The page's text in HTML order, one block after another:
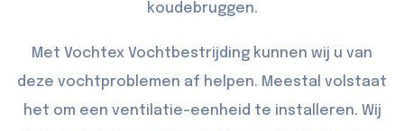
koudebruggen.
Met Vochtex Vochtbestrijding kunnen wij u van
deze vochtproblemen af helpen. Meestal volstaat
het om een ventilatie-eenheid te installeren. Wij